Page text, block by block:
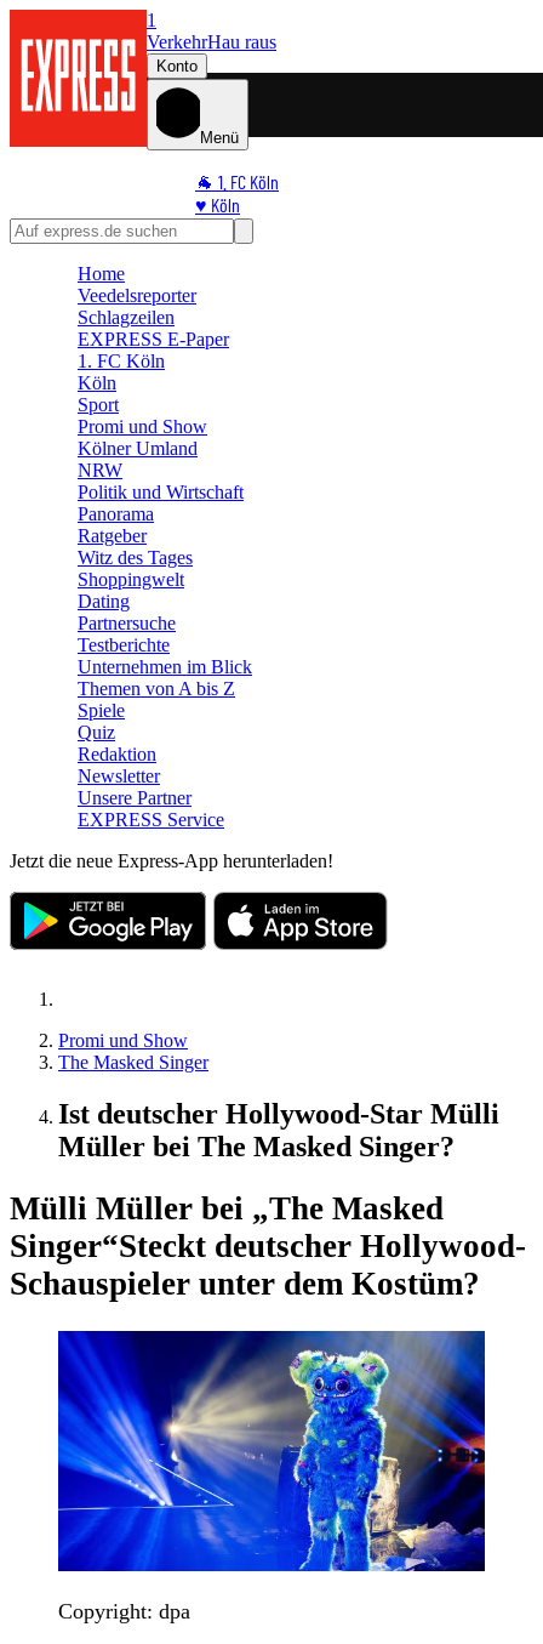
1
VerkehrHau raus
Konto
Menü
🐐 1. FC Köln
♥️ Köln
⭐ Promi
🛒 Shoppingwelt
Home
Veedelsreporter
Schlagzeilen
EXPRESS E-Paper
1. FC Köln
Köln
Sport
Promi und Show
Kölner Umland
NRW
Politik und Wirtschaft
Panorama
Ratgeber
Witz des Tages
Shoppingwelt
Dating
Partnersuche
Testberichte
Unternehmen im Blick
Themen von A bis Z
Spiele
Quiz
Redaktion
Newsletter
Unsere Partner
EXPRESS Service
Jetzt die neue Express-App herunterladen!
Promi und Show
The Masked Singer
Ist deutscher Hollywood-Star Mülli
Müller bei The Masked Singer?
Mülli Müller bei „The Masked
Singer“Steckt deutscher Hollywood-
Schauspieler unter dem Kostüm?
Copyright: dpa